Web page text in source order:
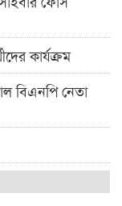
কার্যক্রম
বিএনপি নেতা